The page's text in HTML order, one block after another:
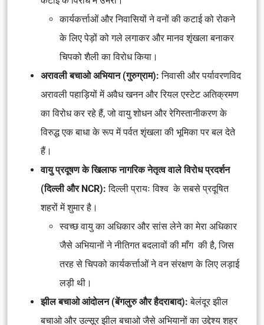
कार्यकर्त्ताओं और निवासियों ने वनों की कटाई को रोकने
के लिए पेड़ों को गले लगाकर और मानव शृंखला बनाकर
चिपको शैली का विरोध किया।
अरावली बचाओ अभियान (गुरुग्राम): निवासी और पर्यावरणविद
अरावली पहाड़ियों में अवैध खनन और रियल एस्टेट अतिक्रमण
का विरोध कर रहे हैं, जो वायु शोधन और रेगिस्तानीकरण के
विरुद्ध एक बाधा के रूप में पर्वत शृंखला की भूमिका पर बल देते
हैं।
वायु प्रदूषण के खिलाफ नागरिक नेतृत्व वाले विरोध प्रदर्शन
(दिल्ली और NCR):दिल्ली प्रायः विश्व के सबसे प्रदूषित
शहरों में शुमार है।
स्वच्छ वायु का अधिकार और सांस लेने का मेरा अधिकार
जैसे अभियानों ने नीतिगत बदलावों की माँग की है, जिस
तरह से चिपको कार्यकर्त्ताओं ने वन संरक्षण के लिए लड़ाई
लड़ी थी।
झील बचाओ आंदोलन (बेंगलुरु और हैदराबाद):बेलंदूर झील
बचाओ और उल्सूर झील बचाओ जैसे अभियानों का उद्देश्य शहर